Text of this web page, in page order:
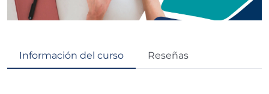
Información del curso Reseñas